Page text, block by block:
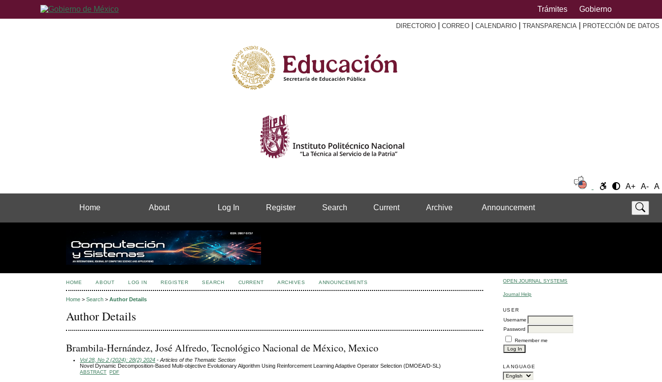
Trámites Gobierno
DIRECTORIO CORREO CALENDARIO TRANSPARENCIA PROTECCIÓN DE DATOS
A+ A- A
Home About Log In Register Search Current Archive Announcement
OPEN JOURNAL SYSTEMS
Journal Help
USER
Username
Password
Remember me
LANGUAGE
HOME ABOUT LOG IN REGISTER SEARCH CURRENT ARCHIVES ANNOUNCEMENTS
Home >Search >Author Details
Author Details
Brambila-Hernández, José Alfredo, Tecnológico Nacional de México, Mexico
Vol 28, No 2 (2024): 28(2) 2024 - Articles of the Thematic Section
Novel Dynamic Decomposition-Based Multi-objective Evolutionary Algorithm Using Reinforcement Learning Adaptive Operator Selection (DMOEA/D-SL)
ABSTRACT PDF